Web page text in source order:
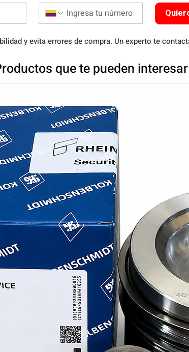
y evita errores de compra. Un experto te
que te pueden interesar